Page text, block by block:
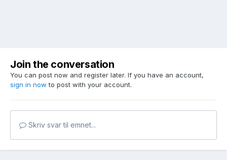
Join the conversation
You can post now and register later. If you have an account,
sign in now to post with your account.
Skriv svar til emnet...